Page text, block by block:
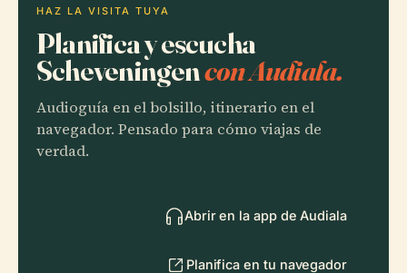
HAZ LA VISITA TUYA
Planifica y escucha
Scheveningencon Audiala.
Audioguía en el bolsillo, itinerario en el
navegador. Pensado para cómo viajas de
verdad.
Abrir en la app de Audiala
Planifica en tu navegador